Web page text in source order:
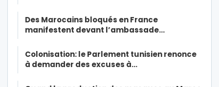
Des Marocains bloqués en France
manifestent devant l’ambassade…
Colonisation: le Parlement tunisien renonce
à demander des excuses à…